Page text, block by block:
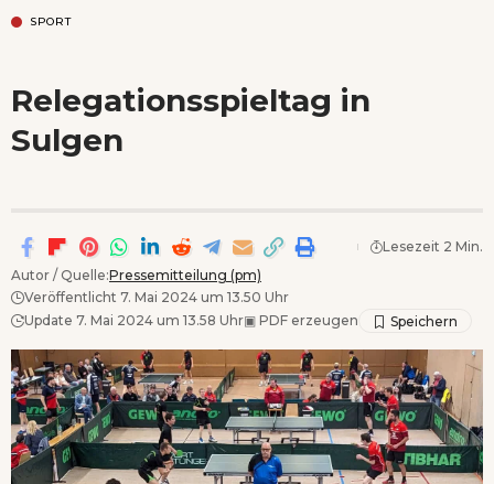
SPORT
Relegationsspieltag in
Sulgen
Autor / Quelle:Pressemitteilung (pm)
Veröffentlicht 7. Mai 2024 um 13.50 Uhr
Update 7. Mai 2024 um 13.58 Uhr▣ PDF erzeugen
Lesezeit 2 Min.